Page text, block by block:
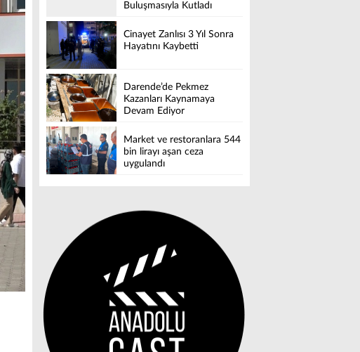
Buluşmasıyla Kutladı
Cinayet Zanlısı 3 Yıl Sonra
Hayatını Kaybetti
Darende’de Pekmez
Kazanları Kaynamaya
Devam Ediyor
Market ve restoranlara 544
bin lirayı aşan ceza
uygulandı